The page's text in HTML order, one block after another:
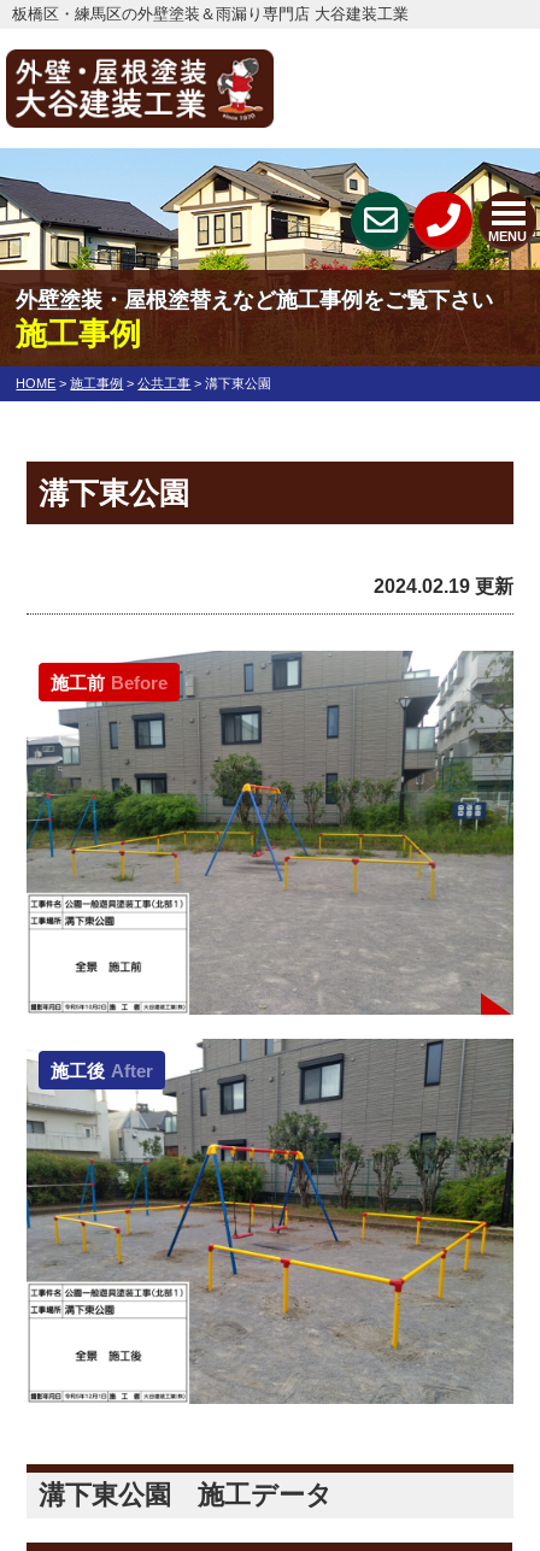
板橋区・練馬区の外壁塗装＆雨漏り専門店 大谷建装工業
MENU
外壁塗装・屋根塗替えなど施工事例をご覧下さい
施工事例
HOME >施工事例 >公共工事 >溝下東公園
溝下東公園
2024.02.19 更新
施工前 Before
施工後 After
溝下東公園 施工データ